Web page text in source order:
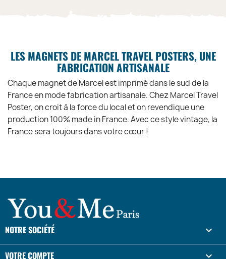
LES MAGNETS DE MARCEL TRAVEL POSTERS, UNE
FABRICATION ARTISANALE
Chaque magnet de Marcel est imprimé dans le sud de la
France en mode fabrication artisanale. Chez Marcel Travel
Poster, on croit à la force du local et on revendique une
production 100% made in France. Avec ce style vintage, la
France sera toujours dans votre cœur !
NOTRE SOCIÉTÉ 
VOTRE COMPTE 